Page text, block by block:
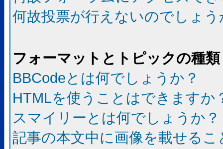
何故投票が行えないのでしょう
フォーマットとトピックの種類
BBCodeとは何でしょうか？
HTMLを使うことはできますか
スマイリーとは何でしょうか？
記事の本文中に画像を載せる